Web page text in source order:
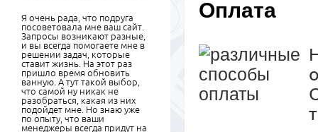
Оплата
Я очень рада, что подруга
посоветовала мне ваш сайт.
Запросы возникают разные,
и вы всегда помогаете мне в
решении задач, которые
ставит жизнь. На этот раз
пришло время обновить
ванную. А тут такой выбор,
что самой ну никак не
разобраться, какая из них
подойдет мне. Но знаю уже
по опыту, что ваши
менеджеры всегда придут на